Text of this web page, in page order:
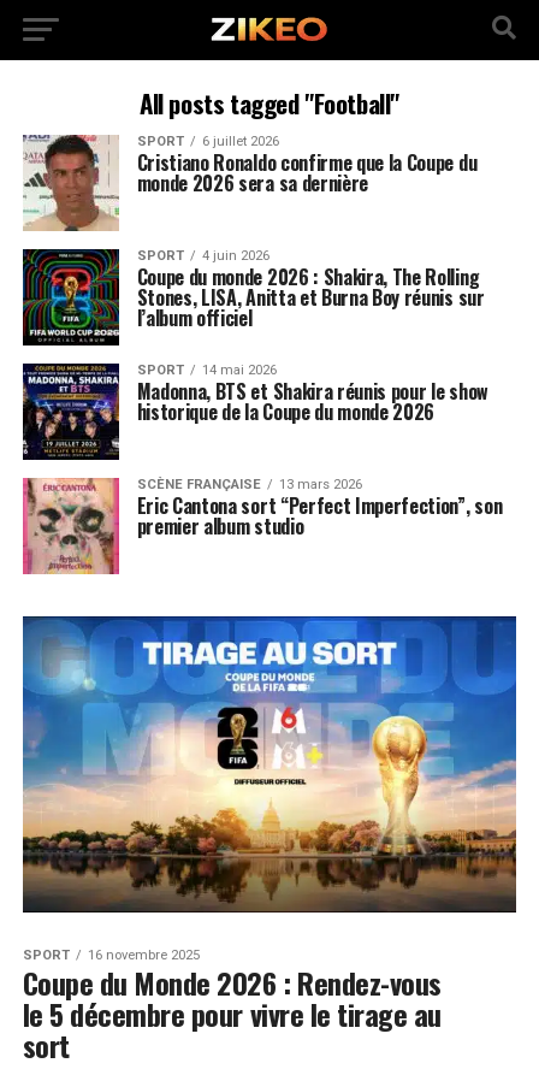
All posts tagged "Football"
SPORT 6 juillet 2026
Cristiano Ronaldo confirme que la Coupe du
monde 2026 sera sa dernière
SPORT 4 juin 2026
Coupe du monde 2026 : Shakira, The Rolling
Stones, LISA, Anitta et Burna Boy réunis sur
l’album officiel
SPORT 14 mai 2026
Madonna, BTS et Shakira réunis pour le show
historique de la Coupe du monde 2026
SCÈNE FRANÇAISE 13 mars 2026
Eric Cantona sort “Perfect Imperfection”, son
premier album studio
SPORT 16 novembre 2025
Coupe du Monde 2026 : Rendez-vous
le 5 décembre pour vivre le tirage au
sort